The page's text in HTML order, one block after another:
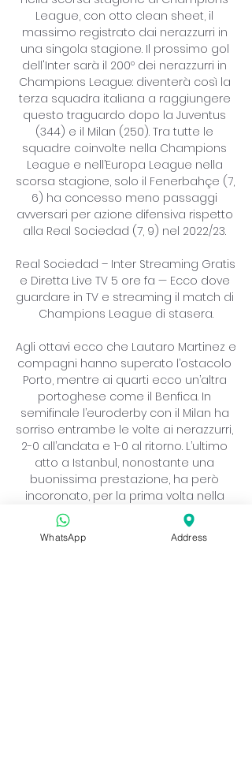
WhatsApp Address